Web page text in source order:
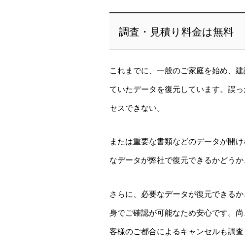
調査・見積り料金は無料
これまでに、一般のご家庭を始め、
ていたデータを復元しています。誤
セスできない。
または重要な書類などのデータが開
なデータが弊社で復元できるかどう
さらに、必要なデータが復元できる
身でご確認が可能なため安心です。
客様のご都合によるキャンセルも調